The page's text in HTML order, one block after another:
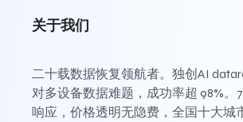
关于我们
二十载数据恢复领航者。独创AI
对多设备数据难题，成功率超 98%。
响应，价格透明无隐费，全国十大城